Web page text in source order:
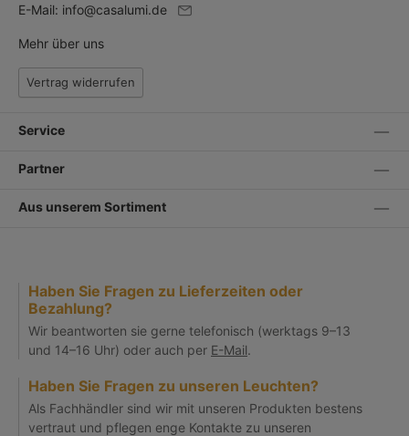
E-Mail: info@casalumi.de
Mehr über uns
Vertrag widerrufen
Service
Partner
Aus unserem Sortiment
Haben Sie Fragen zu Lieferzeiten oder
Bezahlung?
Wir beantworten sie gerne telefonisch (werktags 9–13
und 14–16 Uhr) oder auch per E-Mail.
Haben Sie Fragen zu unseren Leuchten?
Als Fachhändler sind wir mit unseren Produkten bestens
vertraut und pflegen enge Kontakte zu unseren